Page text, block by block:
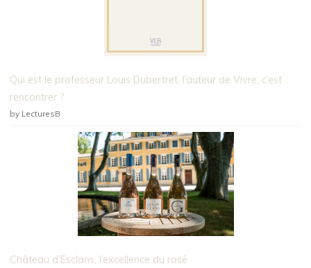
Qui est le professeur Louis Dubertret, l’auteur de Vivre, c’est
rencontrer ?
by LecturesB
Château d’Esclans, l’excellence du rosé